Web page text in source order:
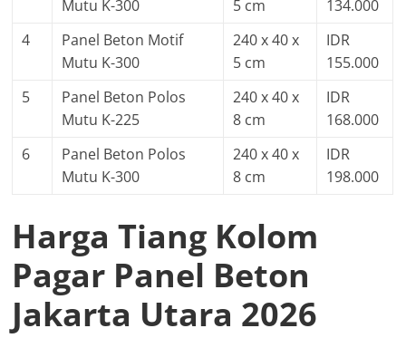
Mutu K-300 5 cm
134.000
4
Panel Beton Motif
Mutu K-300
240 x 40 x
5 cm
IDR
155.000
5
Panel Beton Polos
Mutu K-225
240 x 40 x
8 cm
IDR
168.000
6
Panel Beton Polos
Mutu K-300
240 x 40 x
8 cm
IDR
198.000
Harga Tiang Kolom
Pagar Panel Beton
Jakarta Utara 2026